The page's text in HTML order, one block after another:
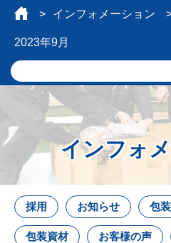
インフォメーション
2023年9月
インフォ
採用 お知らせ 包
包装資材 お客様の声